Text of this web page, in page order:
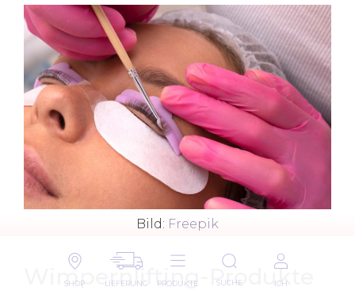
SHOP SUCHE
LIEFERUNG PRODUKTE ICH
Bild: Freepik
Wimpernlifting-Produkte